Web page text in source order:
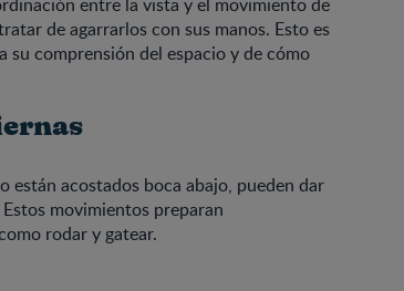
de agarrarlos con sus manos. Esto es
comprensión del espacio y de cómo
están acostados boca abajo, pueden dar
movimientos preparan
rodar y gatear.